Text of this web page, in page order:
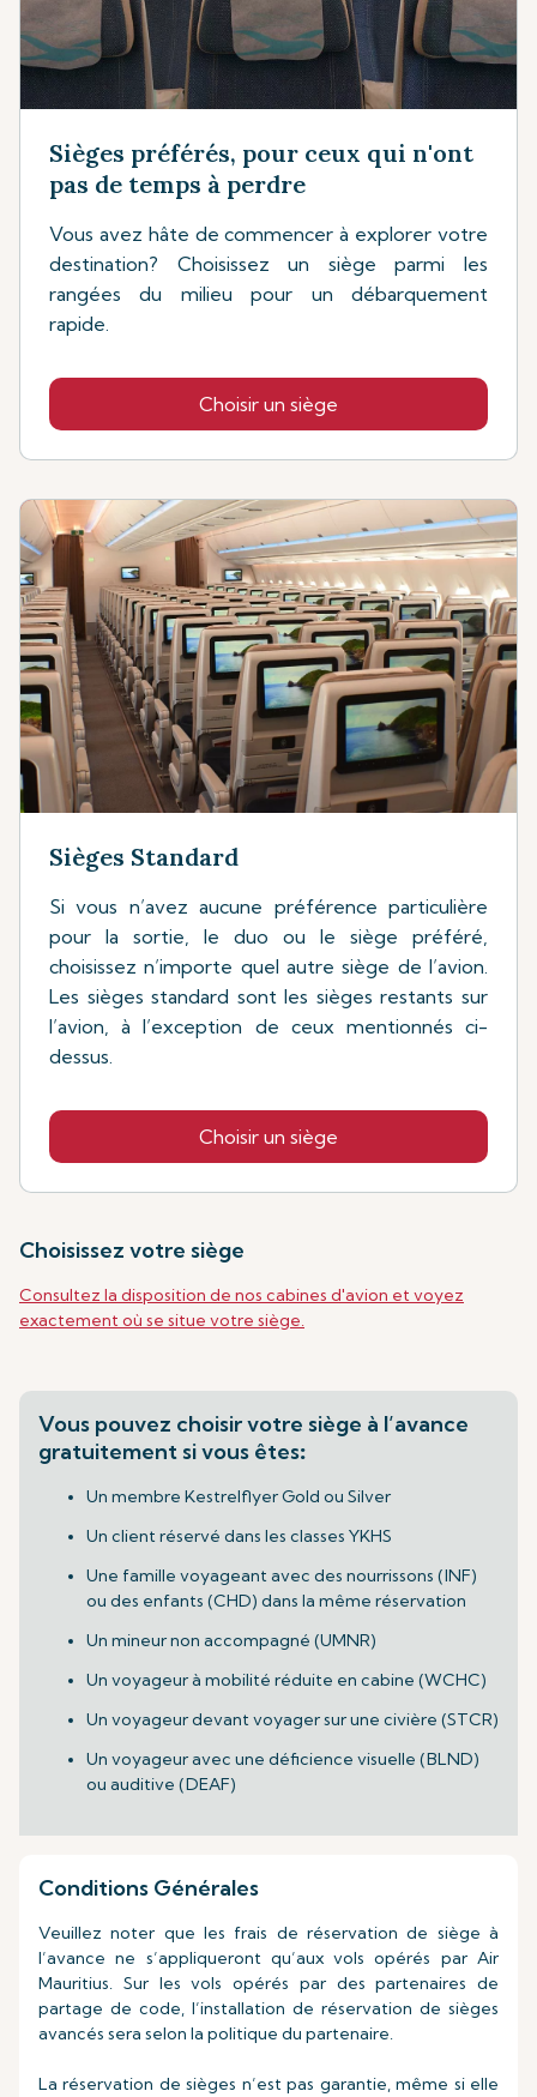
Sièges préférés, pour ceux qui n'ont
pas de temps à perdre
Vous avez hâte de commencer à explorer votre
destination? Choisissez un siège parmi les
rangées du milieu pour un débarquement
rapide.
Choisir un siège
Sièges Standard
Si vous n’avez aucune préférence particulière
pour la sortie, le duo ou le siège préféré,
choisissez n’importe quel autre siège de l’avion.
Les sièges standard sont les sièges restants sur
l’avion, à l’exception de ceux mentionnés ci-
dessus.
Choisir un siège
Choisissez votre siège
Consultez la disposition de nos cabines d'avion et voyez
exactement où se situe votre siège.
Vous pouvez choisir votre siège à l’avance
gratuitement si vous êtes:
Un membre Kestrelflyer Gold ou Silver
Un client réservé dans les classes YKHS
Une famille voyageant avec des nourrissons (INF)
ou des enfants (CHD) dans la même réservation
Un mineur non accompagné (UMNR)
Un voyageur à mobilité réduite en cabine (WCHC)
Un voyageur devant voyager sur une civière (STCR)
Un voyageur avec une déficience visuelle (BLND)
ou auditive (DEAF)
Conditions Générales
Veuillez noter que les frais de réservation de siège à
l’avance ne s’appliqueront qu’aux vols opérés par Air
Mauritius. Sur les vols opérés par des partenaires de
partage de code, l’installation de réservation de sièges
avancés sera selon la politique du partenaire.
La réservation de sièges n’est pas garantie, même si elle